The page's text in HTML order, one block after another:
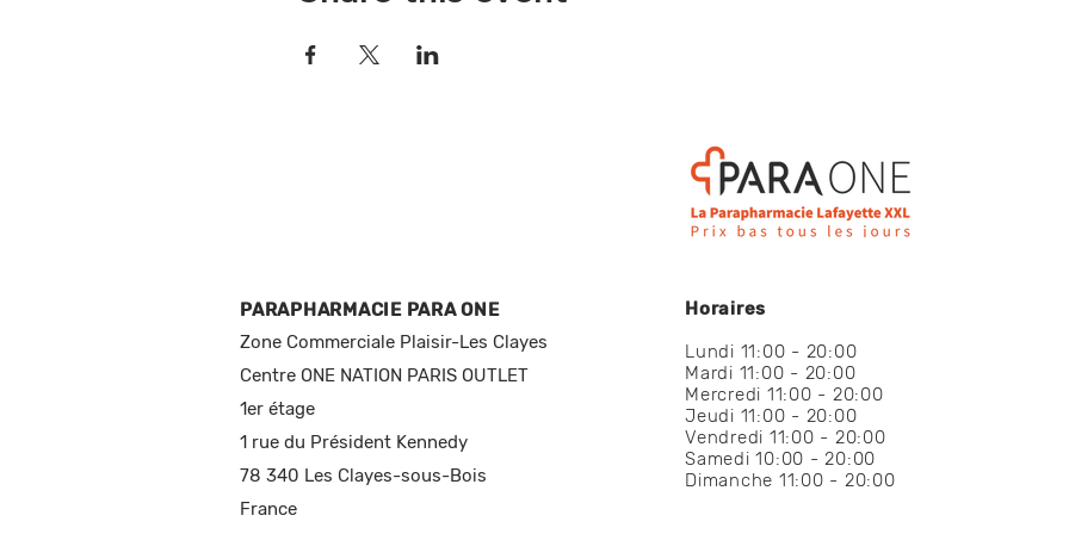
PARAPHARMACIE PARA ONE
Zone Commerciale Plaisir-Les Clayes
Centre ONE NATION PARIS OUTLET
1er étage
1 rue du Président Kennedy
78 340 Les Clayes-sous-Bois
France
Horaires
Lundi 11:00 - 20:00
Mardi 11:00 - 20:00
Mercredi 11:00 - 20:00
Jeudi 11:00 - 20:00
Vendredi 11:00 - 20:00
Samedi 10:00 - 20:00
Dimanche 11:00 - 20:00